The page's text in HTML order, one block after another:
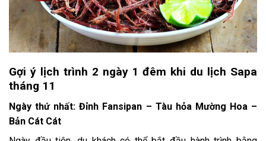
Gợi ý lịch trình 2 ngày 1 đêm khi du lịch Sapa
tháng 11
Ngày thứ nhất: Đỉnh Fansipan – Tàu hỏa Mường Hoa –
Bản Cát Cát